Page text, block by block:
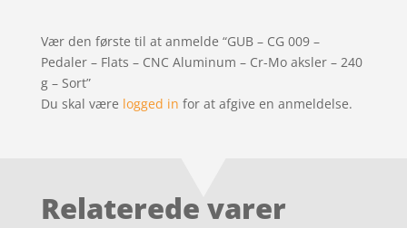
Vær den første til at anmelde “GUB – CG 009 –
Pedaler – Flats – CNC Aluminum – Cr-Mo aksler – 240
g – Sort”
Du skal være logged in for at afgive en anmeldelse.
Relaterede varer